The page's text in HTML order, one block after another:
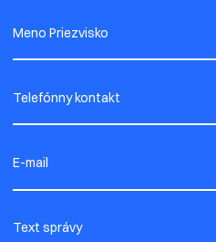
Meno Priezvisko
Telefónny kontakt
E-mail
Text správy